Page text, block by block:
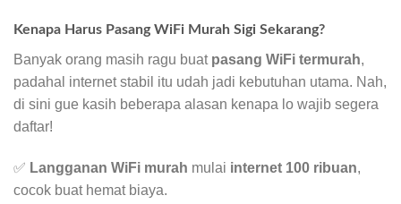
Kenapa Harus Pasang WiFi Murah Sigi Sekarang?
Banyak orang masih ragu buat pasang WiFi termurah,
padahal internet stabil itu udah jadi kebutuhan utama. Nah,
di sini gue kasih beberapa alasan kenapa lo wajib segera
daftar!
✅ Langganan WiFi murah mulai internet 100 ribuan,
cocok buat hemat biaya.